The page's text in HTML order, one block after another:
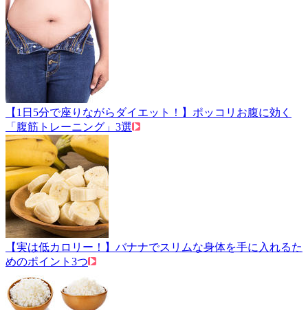
【1日5分で座りながらダイエット！】ポッコリお腹に効く
「腹筋トレーニング」3選
【実は低カロリー！】バナナでスリムな身体を手に入れるた
めのポイント3つ